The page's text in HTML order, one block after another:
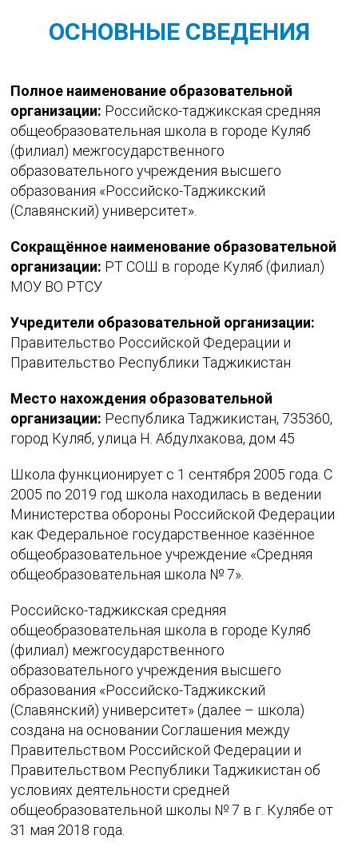
ОСНОВНЫЕ СВЕДЕНИЯ
Полное наименование образовательной
организации: Российско-таджикская средняя
общеобразовательная школа в городе Куляб
(филиал) межгосударственного
образовательного учреждения высшего
образования «Российско-Таджикский
(Славянский) университет».
Сокращённое наименование образовательной
организации: РТ СОШ в городе Куляб (филиал)
МОУ ВО РТСУ
Учредители образовательной организации:
Правительство Российской Федерации и
Правительство Республики Таджикистан
Место нахождения образовательной
организации: Республика Таджикистан, 735360,
город Куляб, улица Н. Абдулхакова, дом 45
Школа функционирует с 1 сентября 2005 года. С
2005 по 2019 год школа находилась в ведении
Министерства обороны Российской Федерации
как Федеральное государственное казённое
общеобразовательное учреждение «Средняя
общеобразовательная школа № 7».
Российско-таджикская средняя
общеобразовательная школа в городе Куляб
(филиал) межгосударственного
образовательного учреждения высшего
образования «Российско-Таджикский
(Славянский) университет» (далее – школа)
создана на основании Соглашения между
Правительством Российской Федерации и
Правительством Республики Таджикистан об
условиях деятельности средней
общеобразовательной школы № 7 в г. Кулябе от
31 мая 2018 года.